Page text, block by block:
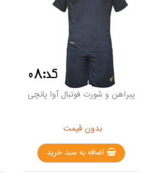
پیراهن و شورت فوتبال آوا پانچی
بدون قیمت
اضافه به سبد خرید